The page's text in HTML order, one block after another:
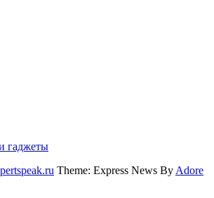
гаджеты
Theme: Express News By Adore